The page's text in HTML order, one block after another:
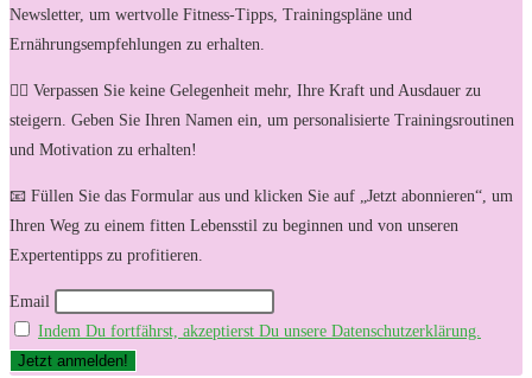
Newsletter, um wertvolle Fitness-Tipps, Trainingspläne und
Ernährungsempfehlungen zu erhalten.
🏋️‍♀️ Verpassen Sie keine Gelegenheit mehr, Ihre Kraft und Ausdauer zu
steigern. Geben Sie Ihren Namen ein, um personalisierte Trainingsroutinen
und Motivation zu erhalten!
📧 Füllen Sie das Formular aus und klicken Sie auf „Jetzt abonnieren“, um
Ihren Weg zu einem fitten Lebensstil zu beginnen und von unseren
Expertentipps zu profitieren.
Email
Indem Du fortfährst, akzeptierst Du unsere Datenschutzerklärung.